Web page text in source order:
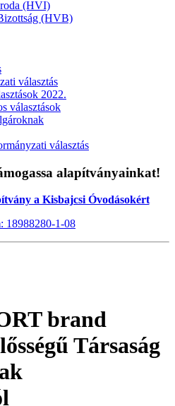
(HVI)
(HVB)
választás
2022.
választások
választás
alapítványainkat!
a Kisbajcsi Óvodásokért
18988280-1-08
brand
Társaság